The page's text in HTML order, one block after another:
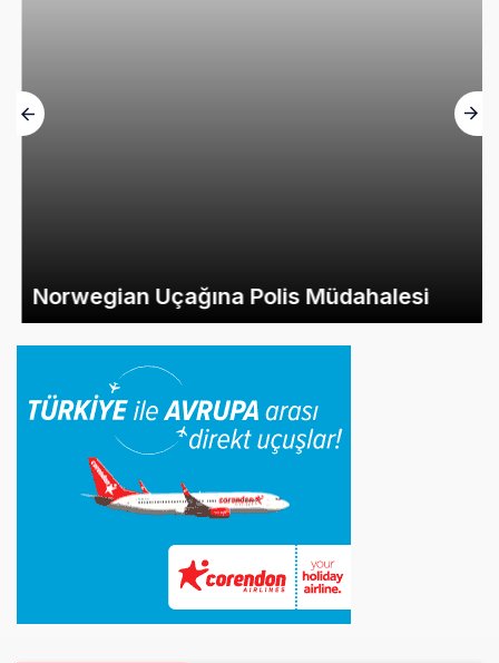
Norwegian Uçağına Polis Müdahalesi